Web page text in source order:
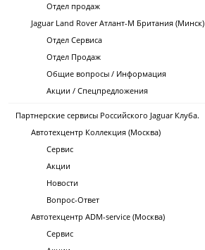
Отдел продаж
Jaguar Land Rover Атлант-М Британия (Минск)
Отдел Сервиса
Отдел Продаж
Общие вопросы / Информация
Акции / Спецпредложения
Партнерские сервисы Российского Jaguar Клуба.
Автотехцентр Коллекция (Москва)
Сервис
Акции
Новости
Вопрос-Ответ
Автотехцентр ADM-service (Москва)
Сервис